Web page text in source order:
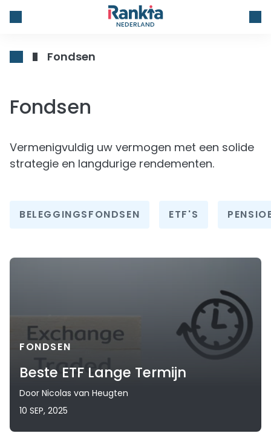
NEDERLAND
Fondsen
Fondsen
Vermenigvuldig uw vermogen met een solide
strategie en langdurige rendementen.
BELEGGINGSFONDSEN ETF'S
FONDSEN
Beste ETF Lange Termijn
Door Nicolas van Heugten
10 SEP, 2025